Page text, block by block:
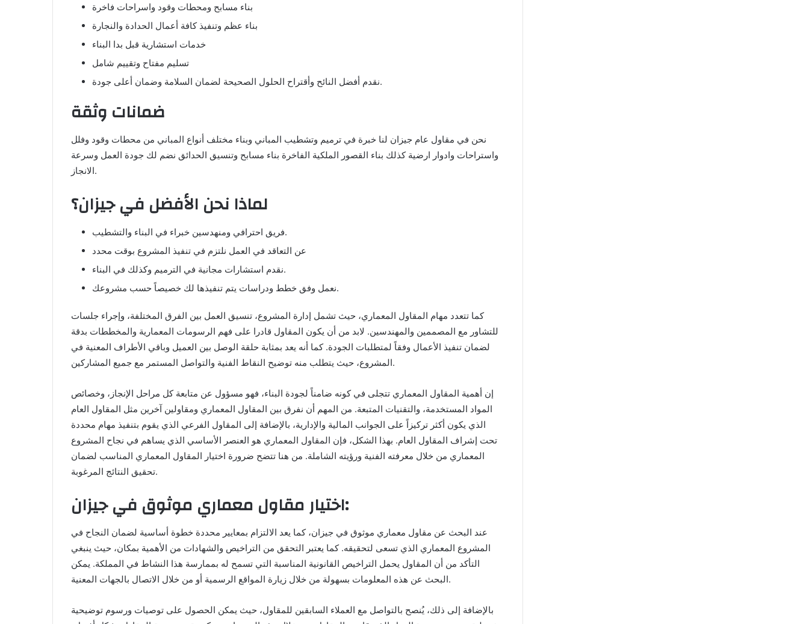
بناء مسابح ومحطات وقود واسراحات فاخرة
بناء عظم وتنفيذ كافة أعمال الحدادة والنجارة
خدمات استشارية قبل بدا البناء
تسليم مفتاح وتقييم شامل
نقدم أفضل النائح وأقتراح الحلول الصحيحة لضمان السلامة وضمان أعلى جودة.
ضمانات وثقة
نحن في مقاول عام جيزان لنا خبرة في ترميم وتشطيب المباني وبناء مختلف أنواع المباني من محطات وقود وفلل
واستراحات وادوار ارضية كذلك بناء القصور الملكية الفاخرة بناء مسابح وتنسيق الحدائق نضم لك جودة العمل وسرعة
الانجاز.
لماذا نحن الأفضل في جيزان؟
فريق احترافي ومنهدسين خبراء في البناء والتشطيب.
عن التعاقد في العمل نلتزم في تنفيذ المشروع بوقت محدد
نقدم استشارات مجانية في الترميم وكذلك في البناء.
نعمل وفق خطط ودراسات يتم تنفيذها لك خصيصاً حسب مشروعك.
كما تتعدد مهام المقاول المعماري، حيث تشمل إدارة المشروع، تنسيق العمل بين الفرق المختلفة، وإجراء جلسات
للتشاور مع المصممين والمهندسين. لابد من أن يكون المقاول قادرا على فهم الرسومات المعمارية والمخططات بدقة
لضمان تنفيذ الأعمال وفقاً لمتطلبات الجودة. كما أنه يعد بمثابة حلقة الوصل بين العميل وباقي الأطراف المعنية في
المشروع، حيث يتطلب منه توضيح النقاط الفنية والتواصل المستمر مع جميع المشاركين.
إن أهمية المقاول المعماري تتجلى في كونه ضامناً لجودة البناء، فهو مسؤول عن متابعة كل مراحل الإنجاز، وخصائص
المواد المستخدمة، والتقنيات المتبعة. من المهم أن نفرق بين المقاول المعماري ومقاولين آخرين مثل المقاول العام
الذي يكون أكثر تركيزاً على الجوانب المالية والإدارية، بالإضافة إلى المقاول الفرعي الذي يقوم بتنفيذ مهام محددة
تحت إشراف المقاول العام. بهذا الشكل، فإن المقاول المعماري هو العنصر الأساسي الذي يساهم في نجاح المشروع
المعماري من خلال معرفته الفنية ورؤيته الشاملة. من هنا تتضح ضرورة اختيار المقاول المعماري المناسب لضمان
تحقيق النتائج المرغوبة.
اختيار مقاول معماري موثوق في جيزان:
عند البحث عن مقاول معماري موثوق في جيزان، كما يعد الالتزام بمعايير محددة خطوة أساسية لضمان النجاح في
المشروع المعماري الذي تسعى لتحقيقه. كما يعتبر التحقق من التراخيص والشهادات من الأهمية بمكان، حيث ينبغي
التأكد من أن المقاول يحمل التراخيص القانونية المناسبة التي تسمح له بممارسة هذا النشاط في المملكة. يمكن
البحث عن هذه المعلومات بسهولة من خلال زيارة المواقع الرسمية أو من خلال الاتصال بالجهات المعنية.
بالإضافة إلى ذلك، يُنصح بالتواصل مع العملاء السابقين للمقاول، حيث يمكن الحصول على توصيات ورسوم توضيحية